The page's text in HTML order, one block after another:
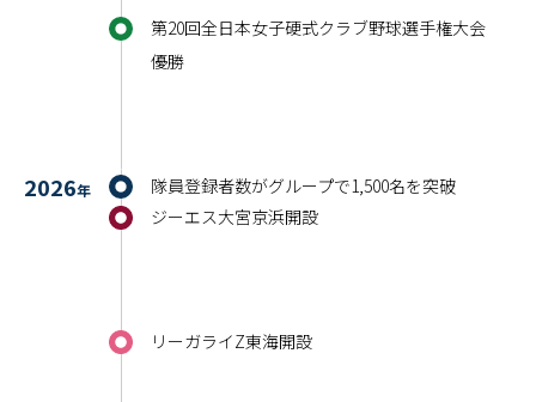
第20回全日本女子硬式クラブ野球選手権大会
優勝
2026年
隊員登録者数がグループで1,500名を突破
ジーエス大宮京浜開設
リーガライZ東海開設